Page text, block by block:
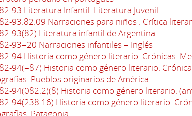
82-93 Literatura Infantil. Literatura Juvenil
82-93:82.09 Narraciones para niños : Crítica
82-93(82) Literatura infantil de Argentina
82-93=20 Narraciones infantiles = Inglés
82-94 Historia como género literario. Crónicas.
82-94(=87) Historia como género literario.
Pueblos originarios de América
82-94(082.2)(8) Historia como género literario.
82-94(238.16) Historia como género literario.
Patagonia